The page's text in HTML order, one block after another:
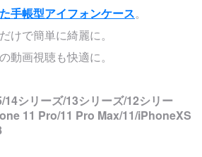
手帳型アイフォンケース。
けで簡単に綺麗に。
動画視聴も快適に。
シリーズ/13シリーズ/12シリー
11 Pro/11 Pro Max/11/iPhoneXS